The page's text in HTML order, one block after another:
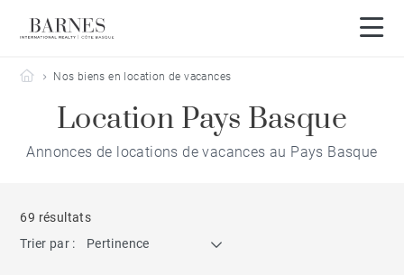
Barnes Côte Basque
Nos biens en location de vacances
Location Pays Basque
Annonces de locations de vacances au Pays Basque
69 résultats
Trier par :
Pertinence